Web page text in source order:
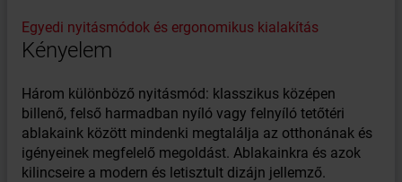
Egyedi nyitásmódok és ergonomikus kialakítás
Kényelem
Három különböző nyitásmód: klasszikus középen
billenő, felső harmadban nyíló vagy felnyíló tetőtéri
ablakaink között mindenki megtalálja az otthonának és
igényeinek megfelelő megoldást. Ablakainkra és azok
kilincseire a modern és letisztult dizájn jellemző.